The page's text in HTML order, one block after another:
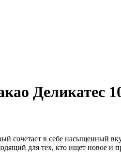
Деликатес
сочетает в себе насыщенный
для тех, кто ищет новое и